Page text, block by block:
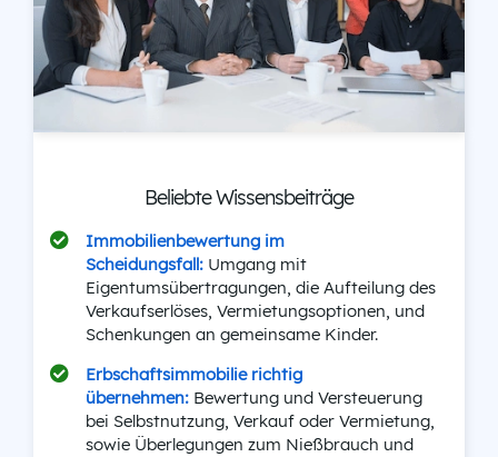
Beliebte Wissensbeiträge
Immobilienbewertung im
Scheidungsfall: Umgang mit
Eigentumsübertragungen, die Aufteilung des
Verkaufserlöses, Vermietungsoptionen, und
Schenkungen an gemeinsame Kinder.
Erbschaftsimmobilie richtig
übernehmen: Bewertung und Versteuerung
bei Selbstnutzung, Verkauf oder Vermietung,
sowie Überlegungen zum Nießbrauch und